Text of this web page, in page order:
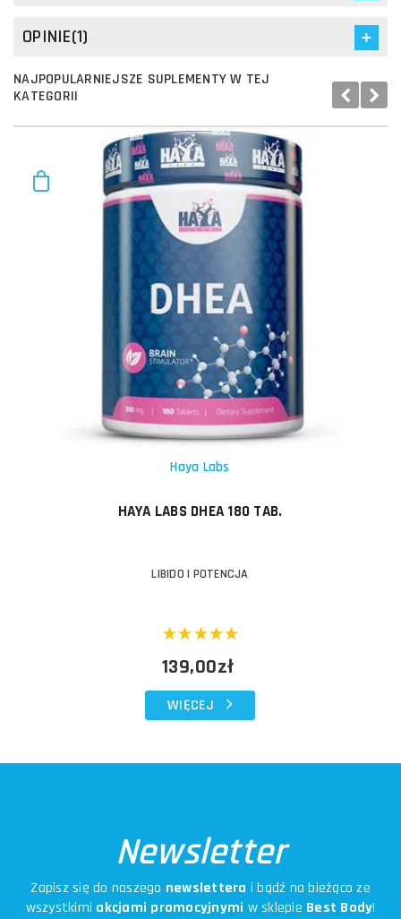
OPINIE(1)
NAJPOPULARNIEJSZE SUPLEMENTY W TEJ
KATEGORII
Haya Labs
HAYA LABS DHEA 180 TAB.
LIBIDO I POTENCJA
139,00zł
WIĘCEJ
Newsletter
Zapisz się do naszego newslettera i bądź na bieżąco ze
wszystkimi akcjami promocyjnymi w sklepie Best Body!